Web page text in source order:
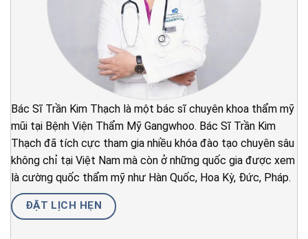
Bác Sĩ Trần Kim Thạch là một bác sĩ chuyên khoa thẩm mỹ
mũi tại Bệnh Viện Thẩm Mỹ Gangwhoo. Bác Sĩ Trần Kim
Thạch đã tích cực tham gia nhiều khóa đào tạo chuyên sâu
không chỉ tại Việt Nam mà còn ở những quốc gia được xem
là cường quốc thẩm mỹ như Hàn Quốc, Hoa Kỳ, Đức, Pháp.
ĐẶT LỊCH HẸN